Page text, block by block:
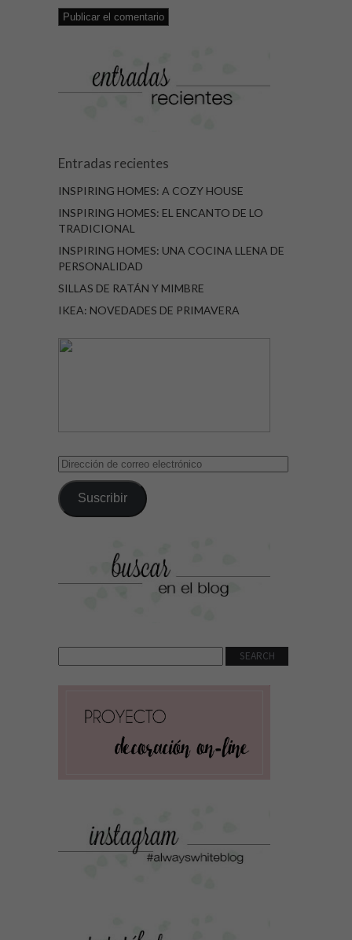
Entradas recientes
INSPIRING HOMES: A COZY HOUSE
INSPIRING HOMES: EL ENCANTO DE LO
TRADICIONAL
INSPIRING HOMES: UNA COCINA LLENA DE
PERSONALIDAD
SILLAS DE RATÁN Y MIMBRE
IKEA: NOVEDADES DE PRIMAVERA
Dirección
correo
electrónico
Suscribir